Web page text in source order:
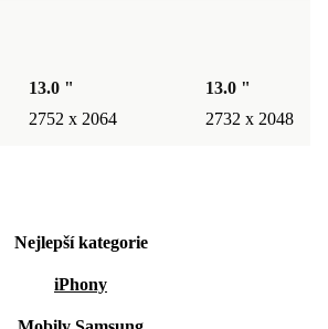
13.0 "
2752 x 2064
13.0 "
2732 x 2048
Nejlepší kategorie
iPhony